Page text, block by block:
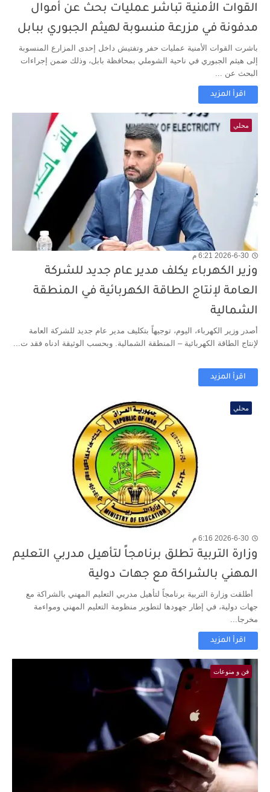
القوات الأمنية تباشر عمليات بحث عن أموال
مدفونة في مزرعة منسوبة لهيثم الجبوري ببابل
باشرت القوات الأمنية عمليات حفر وتفتيش داخل إحدى المزارع المنسوبة
إلى هيثم الجبوري في ناحية الشوملي بمحافظة بابل، وذلك ضمن إجراءات
البحث عن ...
اقرأ المزيد
محلي
2026-6-30 6:21 م
وزير الكهرباء يكلف مدير عام جديد للشركة
العامة لإنتاج الطاقة الكهربائية في المنطقة
الشمالية
أصدر وزير الكهرباء، اليوم، توجيهاً بتكليف مدير عام جديد للشركة العامة
لإنتاج الطاقة الكهربائية – المنطقة الشمالية. وبحسب الوثيقة ادناه فقد ت...
اقرأ المزيد
محلي
2026-6-30 6:16 م
وزارة التربية تطلق برنامجاً لتأهيل مدربي التعليم
المهني بالشراكة مع جهات دولية
أطلقت وزارة التربية برنامجاً لتأهيل مدربي التعليم المهني بالشراكة مع
جهات دولية، في إطار جهودها لتطوير منظومة التعليم المهني ومواءمة
مخرجا...
اقرأ المزيد
فن و منوعات